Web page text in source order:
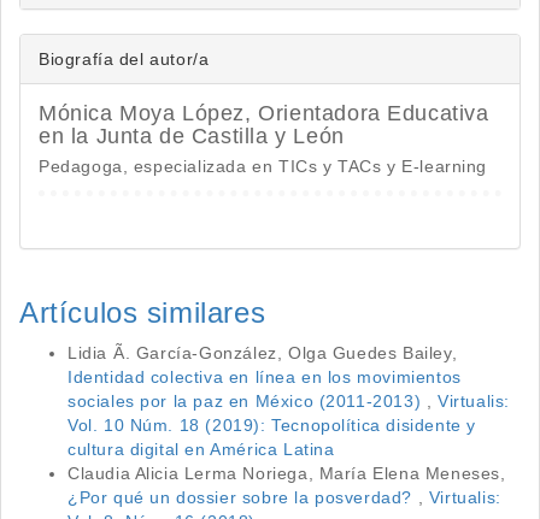
Biografía del autor/a
Mónica Moya López, Orientadora Educativa
en la Junta de Castilla y León
Pedagoga, especializada en TICs y TACs y E-learning
Artículos similares
Lidia Ã. García-González, Olga Guedes Bailey,
Identidad colectiva en línea en los movimientos
sociales por la paz en México (2011-2013) , Virtualis:
Vol. 10 Núm. 18 (2019): Tecnopolítica disidente y
cultura digital en América Latina
Claudia Alicia Lerma Noriega, María Elena Meneses,
¿Por qué un dossier sobre la posverdad? , Virtualis: